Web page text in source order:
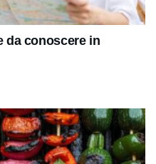
da conoscere in